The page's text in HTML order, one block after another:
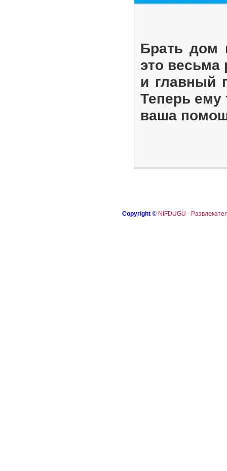
Брать дом
это весьма
и главный
Теперь ему
ваша
Copyright © NIFDUGU -